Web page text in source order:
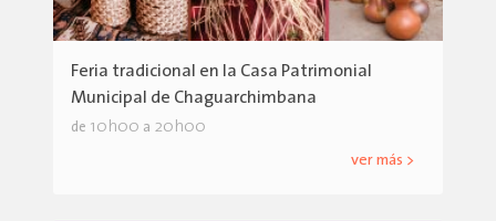
Feria tradicional en la Casa Patrimonial
Municipal de Chaguarchimbana
de 10h00 a 20h00
ver más >